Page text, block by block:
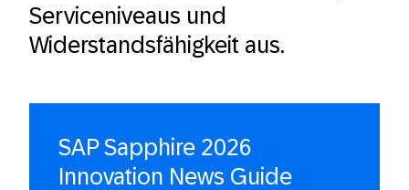
Serviceniveaus und
Widerstandsfähigkeit aus.
SAP Sapphire 2026
Innovation News Guide